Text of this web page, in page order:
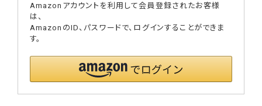
Amazonアカウントを利用して会員登録されたお客様
は、
AmazonのID、パスワードで、ログインすることができま
す。